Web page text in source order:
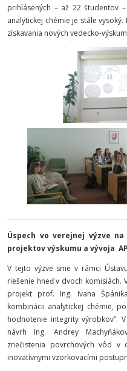
prihlásených – až 22 študentov
analytickej chémie je stále
získavania nových vedecko-
Úspech vo verejnej výzve
projektov výskumu a vývoja
V tejto výzve sme v rámci
riešenie hneď v dvoch
projekt prof. Ing. Ivana
kombinácii analytickej chémie,
hodnotenie integrity výrobkov”.
návrh Ing. Andrey
znečistenia povrchových vôd v
inovatívnymi vzorkovacími